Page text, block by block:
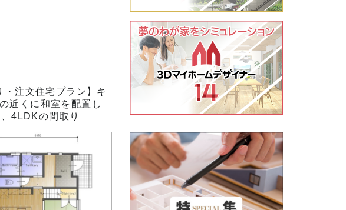
・注文住宅プラン】キ
近くに和室を配置し
4LDKの間取り